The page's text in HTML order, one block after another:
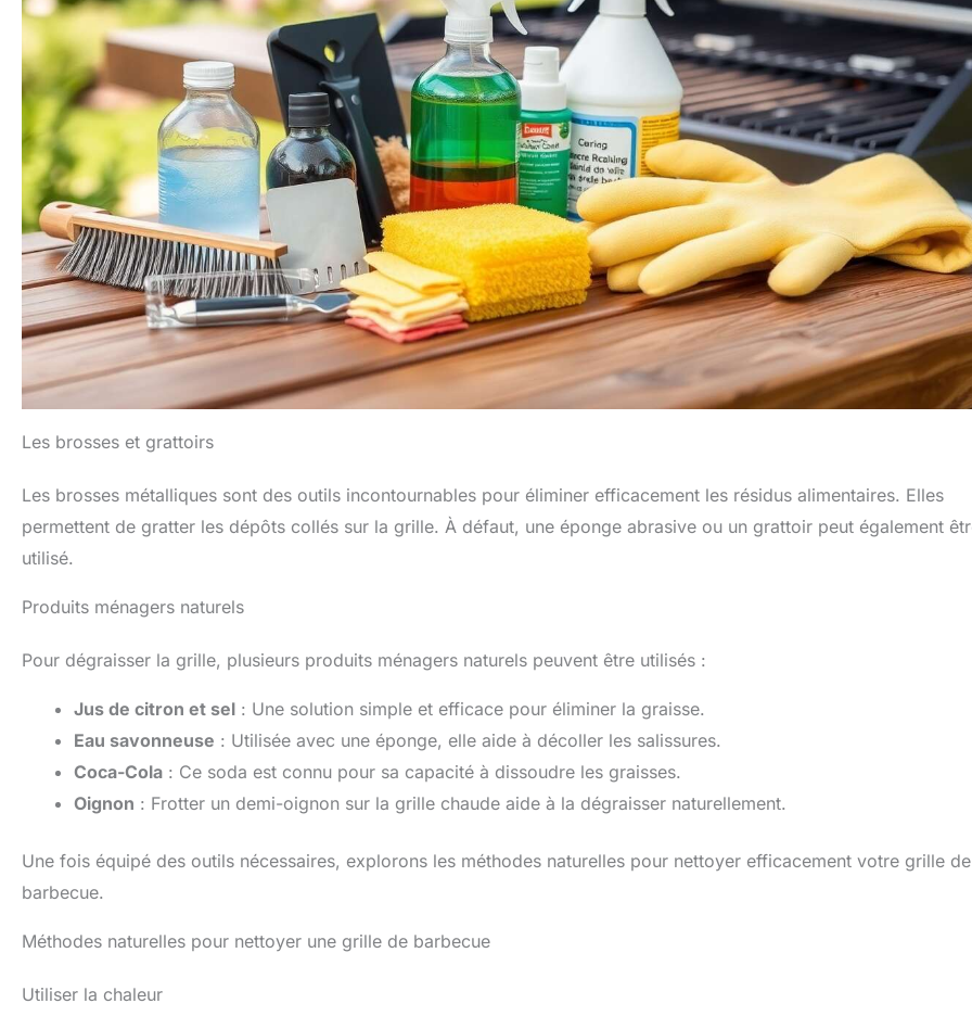
Les brosses et grattoirs
Les brosses métalliques sont des outils incontournables pour éliminer efficacement les résidus alimentaires. Elles
permettent de gratter les dépôts collés sur la grille. À défaut, une éponge abrasive ou un grattoir peut également
utilisé.
Produits ménagers naturels
Pour dégraisser la grille, plusieurs produits ménagers naturels peuvent être utilisés :
Jus de citron et sel : Une solution simple et efficace pour éliminer la graisse.
Eau savonneuse : Utilisée avec une éponge, elle aide à décoller les salissures.
Coca-Cola : Ce soda est connu pour sa capacité à dissoudre les graisses.
Oignon : Frotter un demi-oignon sur la grille chaude aide à la dégraisser naturellement.
Une fois équipé des outils nécessaires, explorons les méthodes naturelles pour nettoyer efficacement votre grille de
barbecue.
Méthodes naturelles pour nettoyer une grille de barbecue
Utiliser la chaleur